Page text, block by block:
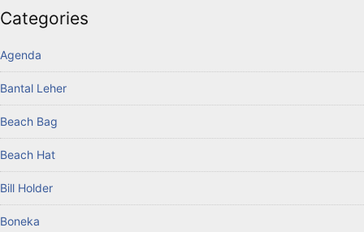
Categories
Agenda
Bantal Leher
Beach Bag
Beach Hat
Bill Holder
Boneka